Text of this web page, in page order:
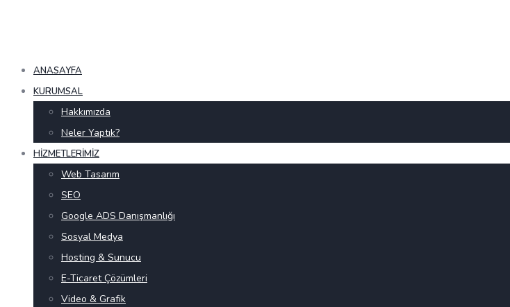
ANASAYFA
KURUMSAL
Hakkımızda
Neler Yaptık?
HIZMETLERIMIZ
Web Tasarım
SEO
Google ADS Danışmanlığı
Sosyal Medya
Hosting & Sunucu
E-Ticaret Çözümleri
Video & Grafik